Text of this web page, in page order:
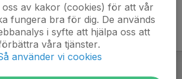
oss av kakor (cookies) för att vår
fungera bra för dig. De används
i syfte att hjälpa oss att
våra tjänster.
använder vi cookies